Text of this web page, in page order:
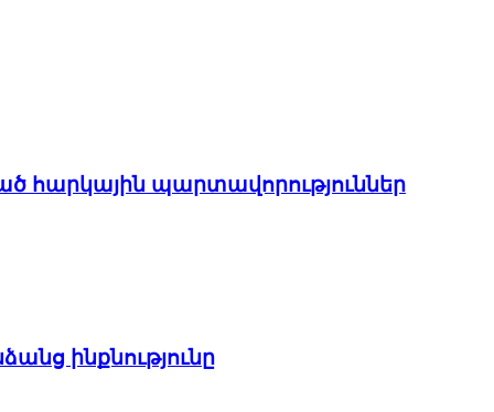
հարկային պարտավորություններ
ինքնությունը